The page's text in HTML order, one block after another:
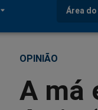
Área
OPINIÃO
A má